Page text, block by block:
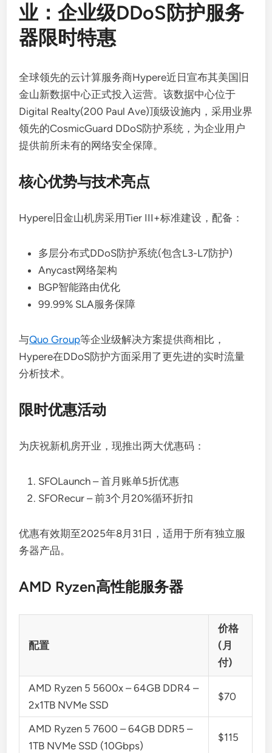
业：企业级DDoS防护服务
器限时特惠
全球领先的云计算服务商Hypere近日宣布其美国旧
金山新数据中心正式投入运营。该数据中心位于
Digital Realty(200 Paul Ave)顶级设施内，采用业界
领先的CosmicGuard DDoS防护系统，为企业用户
提供前所未有的网络安全保障。
核心优势与技术亮点
Hypere旧金山机房采用Tier III+标准建设，配备：
多层分布式DDoS防护系统(包含L3-L7防护)
Anycast网络架构
BGP智能路由优化
99.99% SLA服务保障
与Quo Group等企业级解决方案提供商相比，
Hypere在DDoS防护方面采用了更先进的实时流量
分析技术。
限时优惠活动
为庆祝新机房开业，现推出两大优惠码：
SFOLaunch – 首月账单5折优惠
SFORecur – 前3个月20%循环折扣
优惠有效期至2025年8月31日，适用于所有独立服
务器产品。
AMD Ryzen高性能服务器
配置
价格
(月
付)
AMD Ryzen 5 5600x – 64GB DDR4 –
2x1TB NVMe SSD
$70
AMD Ryzen 5 7600 – 64GB DDR5 –
1TB NVMe SSD (10Gbps)
$115